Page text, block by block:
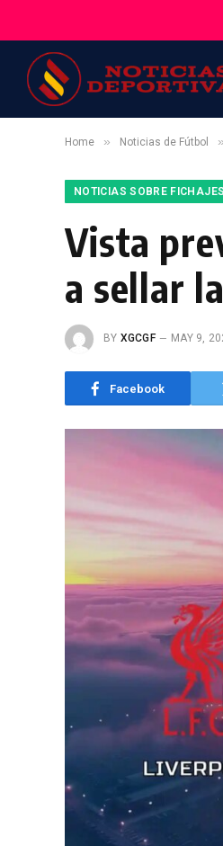
Home » Noticias de Fútbol »
NOTICIAS SOBRE FICHAJES
Vista
a sellar
BY XGCGF MAY 9,
Facebook